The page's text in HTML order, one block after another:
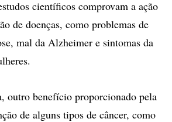
científicos comprovam a ação
de doenças, como problemas de
mal da Alzheimer e sintomas da
outro benefício proporcionado pela
de alguns tipos de câncer, como